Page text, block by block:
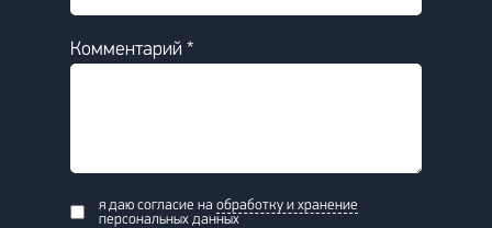
Комментарий *
я даю согласие на обработку и хранение
персональных данных